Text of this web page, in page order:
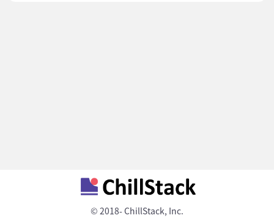
© 2018- ChillStack, Inc.